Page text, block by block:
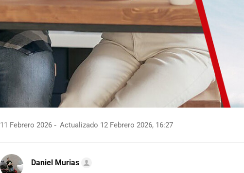
11 Febrero 2026 Actualizado 12 Febrero 2026, 16:27
Daniel Murias